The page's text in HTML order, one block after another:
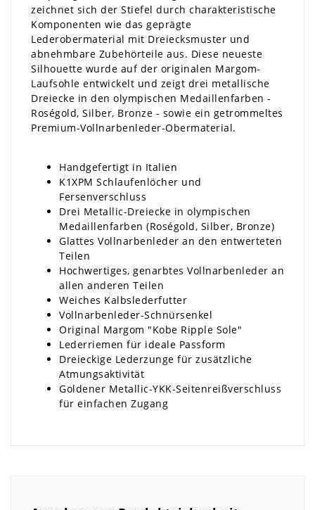
zeichnet sich der Stiefel durch charakteristische
Komponenten wie das geprägte
Lederobermaterial mit Dreiecksmuster und
abnehmbare Zubehörteile aus. Diese neueste
Silhouette wurde auf der originalen Margom-
Laufsohle entwickelt und zeigt drei metallische
Dreiecke in den olympischen Medaillenfarben -
Roségold, Silber, Bronze - sowie ein getrommeltes
Premium-Vollnarbenleder-Obermaterial.
Handgefertigt in Italien
K1XPM Schlaufenlöcher und
Fersenverschluss
Drei Metallic-Dreiecke in olympischen
Medaillenfarben (Roségold, Silber, Bronze)
Glattes Vollnarbenleder an den entwerteten
Teilen
Hochwertiges, genarbtes Vollnarbenleder an
allen anderen Teilen
Weiches Kalbslederfutter
Vollnarbenleder-Schnürsenkel
Original Margom "Kobe Ripple Sole"
Lederriemen für ideale Passform
Dreieckige Lederzunge für zusätzliche
Atmungsaktivität
Goldener Metallic-YKK-Seitenreißverschluss
für einfachen Zugang